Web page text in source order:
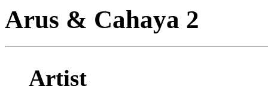
Arus & Cahaya 2
Artist